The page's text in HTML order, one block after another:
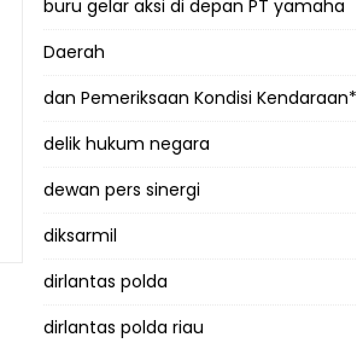
buru gelar aksi di depan PT yamaha
Daerah
dan Pemeriksaan Kondisi Kendaraan*
delik hukum negara
dewan pers sinergi
diksarmil
dirlantas polda
dirlantas polda riau